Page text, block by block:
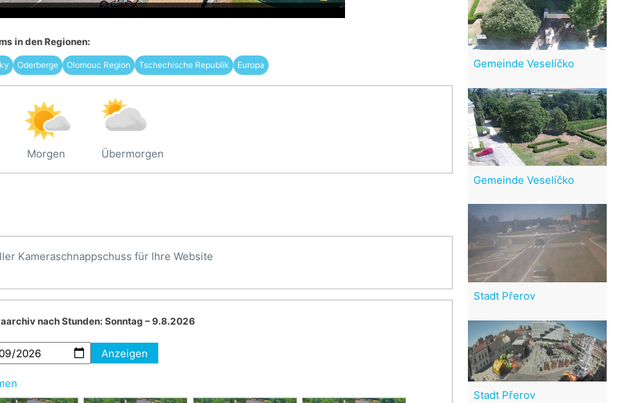
in den Regionen:
Oderberge Olomouc Region Tschechische Republik Europa
Morgen Übermorgen
Kameraschnappschuss für Ihre Website
nach Stunden: Sonntag – 9.8.2026
Anzeigen
Gemeinde Veselíčko
Gemeinde Veselíčko
Stadt Přerov
Stadt Přerov